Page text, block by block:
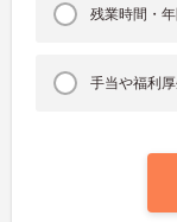
残業時間・
手当や福利